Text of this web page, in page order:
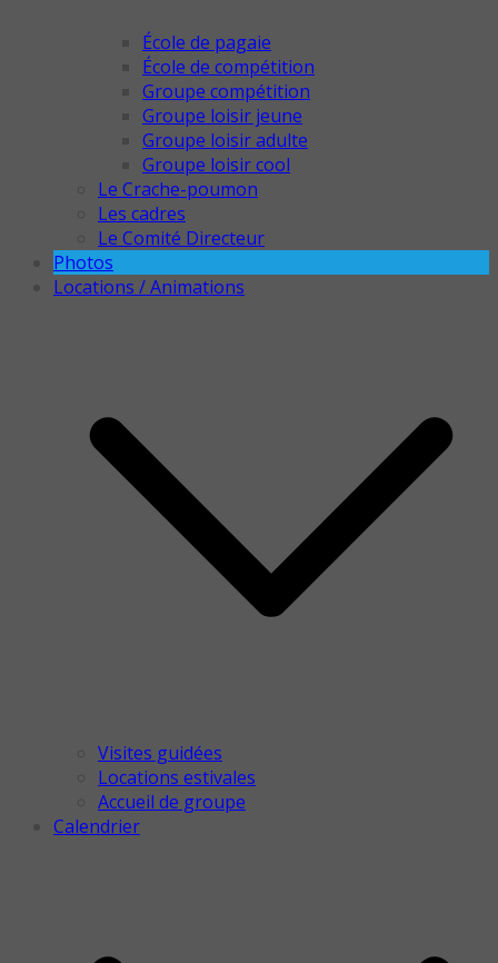
École de pagaie
École de compétition
Groupe compétition
Groupe loisir jeune
Groupe loisir adulte
Groupe loisir cool
Le Crache-poumon
Les cadres
Le Comité Directeur
Photos
Locations / Animations
Visites guidées
Locations estivales
Accueil de groupe
Calendrier